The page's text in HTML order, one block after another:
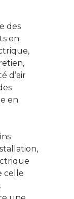
des
en
d’air
en
celle